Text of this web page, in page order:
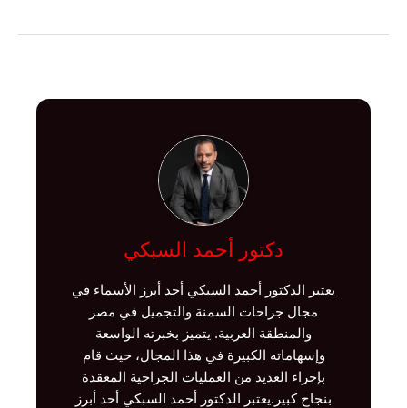
دكتور أحمد السبكي
يعتبر الدكتور أحمد السبكي أحد أبرز الأسماء في
مجال جراحات السمنة والتجميل في مصر
والمنطقة العربية. يتميز بخبرته الواسعة
وإسهاماته الكبيرة في هذا المجال، حيث قام
بإجراء العديد من العمليات الجراحية المعقدة
بنجاح كبير.يعتبر الدكتور أحمد السبكي أحد أبرز